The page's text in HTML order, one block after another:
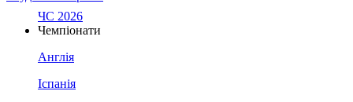
ЧС 2026
Чемпіонати
Англія
Іспанія